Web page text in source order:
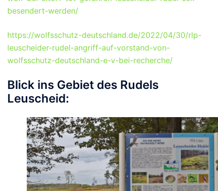
besendert-werden/
https://wolfsschutz-deutschland.de/2022/04/30/rlp-
leuscheider-rudel-angriff-auf-vorstand-von-
wolfsschutz-deutschland-e-v-bei-recherche/
Blick ins Gebiet des Rudels
Leuscheid: